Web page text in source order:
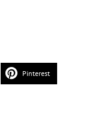
Pinterest